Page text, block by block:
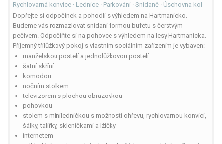
Rychlovarná konvice · Lednice · Parkování · Snídaně · Úschovna kol
Dopřejte si odpočinek a pohodlí s výhledem na Hartmanicko.
Budeme vás rozmazlovat snídaní formou bufetu s čerstvým
pečivem. Odpočiňte si na pohovce s výhledem na lesy Hartmanicka.
Příjemný třílůžkový pokoj s vlastním sociálním zařízením je vybaven:
manželskou postelí a jednolůžkovou postelí
šatní skříní
komodou
nočním stolkem
televizorem s plochou obrazovkou
pohovkou
stolem s miniledničkou s možností ohřevu, rychlovarnou konvicí,
šálky, talířky, skleničkami a lžičky
internetem